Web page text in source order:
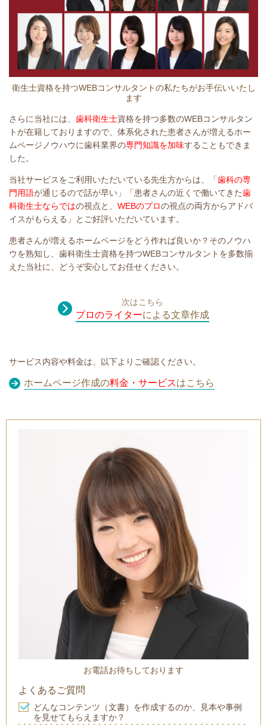
衛生士資格を持つWEBコンサルタントの私たちがお手伝いいたし
ます
さらに当社には、 歯科衛生士資格を持つ多数のWEBコンサルタン
トが在籍しておりますので、体系化された患者さんが増えるホー
ムページノウハウに歯科業界の専門知識を加味することもできま
した。
当社サービスをご利用いただいている先生方からは、「歯科の専
門用語が通じるので話が早い」「患者さんの近くで働いてきた歯
科衛生士ならではの視点と、 WEBのプロの視点の両方からアドバ
イスがもらえる」とご好評いただいています。
患者さんが増えるホームページをどう作れば良いか？そのノウハ
ウを熟知し、歯科衛生士資格を持つWEBコンサルタントを多数揃
えた当社に、どうぞ安心してお任せください。
次はこちら
プロのライターによる文章作成
サービス内容や料金は、以下よりご確認ください。
ホームページ作成の料金・サービスはこちら
お電話お待ちしております
よくあるご質問
どんなコンテンツ（文書）を作成するのか、見本や事例
を見せてもらえますか？